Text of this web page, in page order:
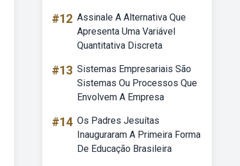
#12 Assinale A Alternativa Que
Apresenta Uma Variável
Quantitativa Discreta
#13 Sistemas Empresariais São
Sistemas Ou Processos Que
Envolvem A Empresa
#14 Os Padres Jesuítas
Inauguraram A Primeira Forma
De Educação Brasileira